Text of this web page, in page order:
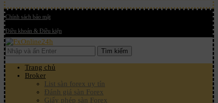
Chính sách bảo mật
Điều khoản & Điều kiện
Tìm kiếm
Trang chủ
Broker
List sàn forex uy tín
Đánh giá sàn Forex
Giấy phép sàn Forex